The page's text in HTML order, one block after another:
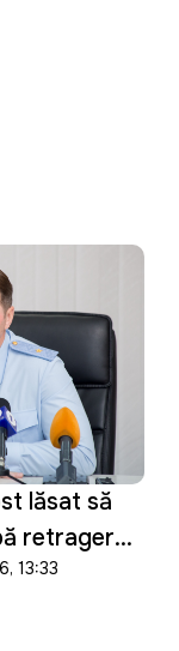
lăsat să
retragerea
13:33